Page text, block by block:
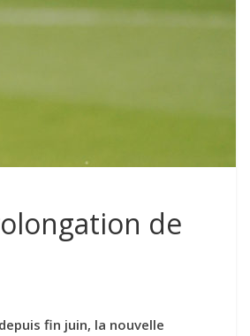
de
fin juin, la nouvelle